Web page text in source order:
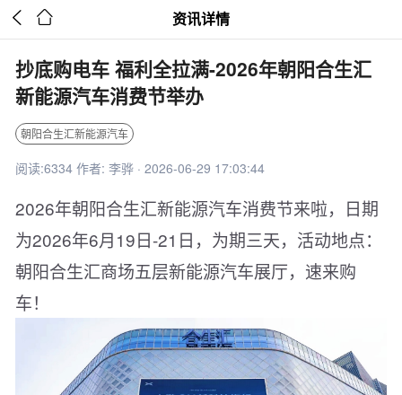
  资讯详情
抄底购电车 福利全拉满-2026年朝阳合生汇
新能源汽车消费节举办
朝阳合生汇新能源汽车
阅读:6334 作者: 李骅 · 2026-06-29 17:03:44
2026年朝阳合生汇新能源汽车消费节来啦，日期
为2026年6月19日-21日，为期三天，活动地点：
朝阳合生汇商场五层新能源汽车展厅，速来购
车！